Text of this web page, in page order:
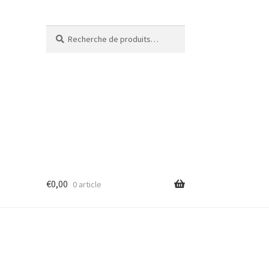
€0,00 0 article